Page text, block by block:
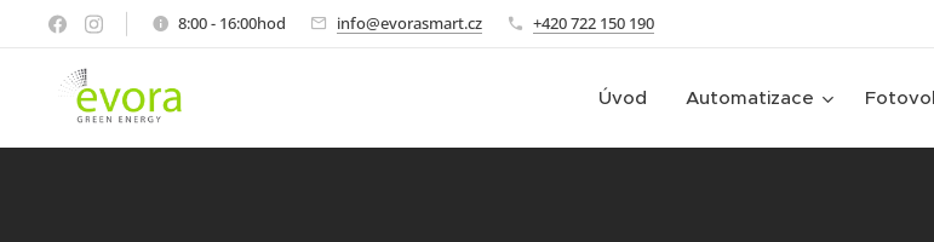
8:00 - 16:00hod info@evorasmart.cz +420 722 150 190
Úvod Automatizace